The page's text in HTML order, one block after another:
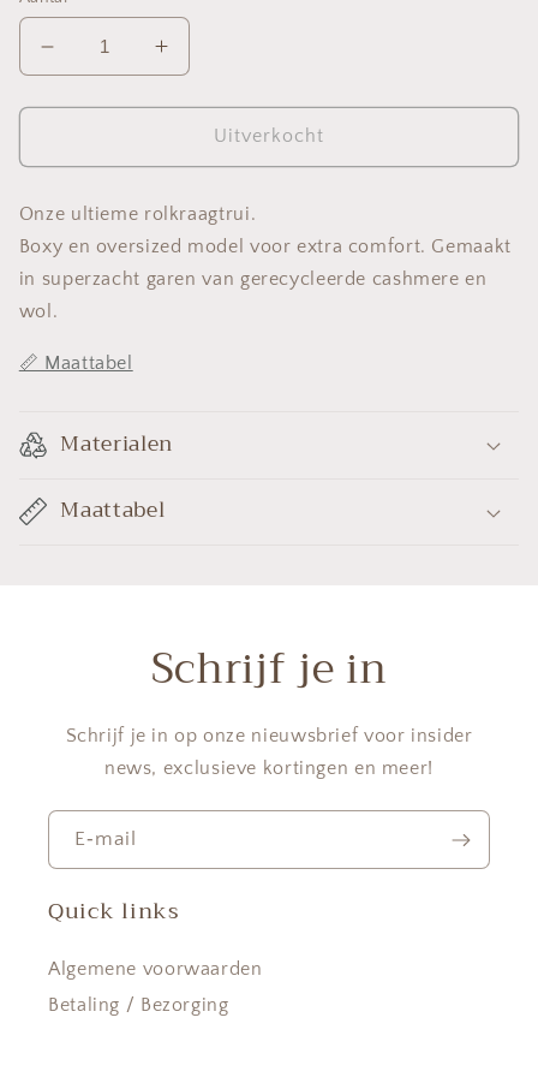
Aantal
verlagen
voor
Aantal
verhogen
voor
KarolienUitverkocht
Onze ultieme rolkraagtrui.
Boxy en oversized model voor extra comfort. Gemaakt
in superzacht garen van gerecycleerde cashmere en
wol.
📏 Maattabel
Materialen
Maattabel
Schrijf je in
Schrijf je in op onze nieuwsbrief voor insider
news, exclusieve kortingen en meer!
E‑mail
Quick links
Algemene voorwaarden
Betaling / Bezorging